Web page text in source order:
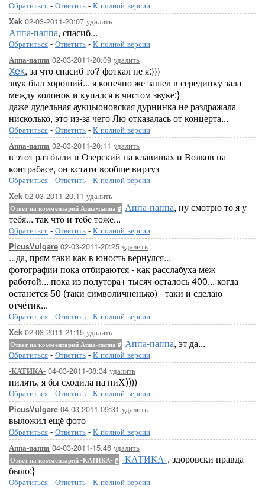
Обратиться - Ответить - К полной версии
Xek 02-03-2011-20:07 удалить
Аппа-паппа, спасиб...
Обратиться - Ответить - К полной версии
Аппа-паппа 02-03-2011-20:09 удалить
Xek, за что спасиб то? фоткал не я:}}}
звук был хороший... я конечно же зашел в серединку зала
между колонок и купался в чистом звуке:}
даже дудельная аукцыоновская дурнинка не раздражала
нисколько, это из-за чего Лю отказалась от концерта...
Обратиться - Ответить - К полной версии
Аппа-паппа 02-03-2011-20:11 удалить
в этот раз были и Озерский на клавишах и Волков на
контрабасе, он кстати вообще виртуз
Обратиться - Ответить - К полной версии
Xek 02-03-2011-20:11 удалить
Ответ на комментарий Аппа-паппа # Аппа-паппа, ну смотрю то я у
тебя... так что и тебе тоже...
Обратиться - Ответить - К полной версии
PicusVulgare 02-03-2011-20:25 удалить
...да, прям таки как в юность вернулся...
фотографии пока отбираются - как расслабуха меж
работой... пока из полутора+ тысяч осталось 400... когда
останется 50 (таки символичненько) - таки и сделаю
отчётик...
Обратиться - Ответить - К полной версии
Xek 02-03-2011-21:15 удалить
Ответ на комментарий Аппа-паппа # Аппа-паппа, эт да...
Обратиться - Ответить - К полной версии
-КАТИКА- 04-03-2011-08:34 удалить
пилять, я бы сходила на ниХ))))
Обратиться - Ответить - К полной версии
PicusVulgare 04-03-2011-09:31 удалить
выложил ещё фото
Обратиться - Ответить - К полной версии
Аппа-паппа 04-03-2011-15:46 удалить
Ответ на комментарий -КАТИКА- # -КАТИКА-, здоровски правда
было:}
Обратиться - Ответить - К полной версии